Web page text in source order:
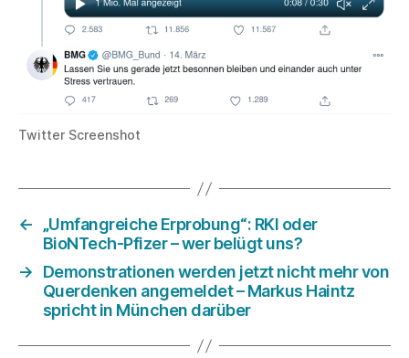
Twitter Screenshot
←
„Umfangreiche Erprobung“: RKI oder
BioNTech-Pfizer – wer belügt uns?
→
Demonstrationen werden jetzt nicht mehr von
Querdenken angemeldet – Markus Haintz
spricht in München darüber